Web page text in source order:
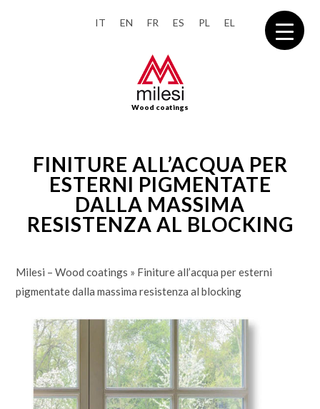
IT EN FR ES PL EL
Wood coatings
FINITURE ALL’ACQUA PER
ESTERNI PIGMENTATE
DALLA MASSIMA
RESISTENZA AL BLOCKING
Milesi – Wood coatings » Finiture all’acqua per esterni
pigmentate dalla massima resistenza al blocking